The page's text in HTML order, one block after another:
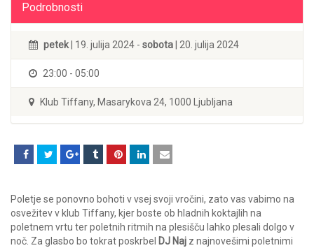
Podrobnosti
petek | 19. julija 2024 - sobota | 20. julija 2024
23:00 - 05:00
Klub Tiffany, Masarykova 24, 1000 Ljubljana
Poletje se ponovno bohoti v vsej svoji vročini, zato vas vabimo na
osvežitev v klub Tiffany, kjer boste ob hladnih koktajlih na
poletnem vrtu ter poletnih ritmih na plesišču lahko plesali dolgo v
noč. Za glasbo bo tokrat poskrbel DJ Naj z najnovešimi poletnimi